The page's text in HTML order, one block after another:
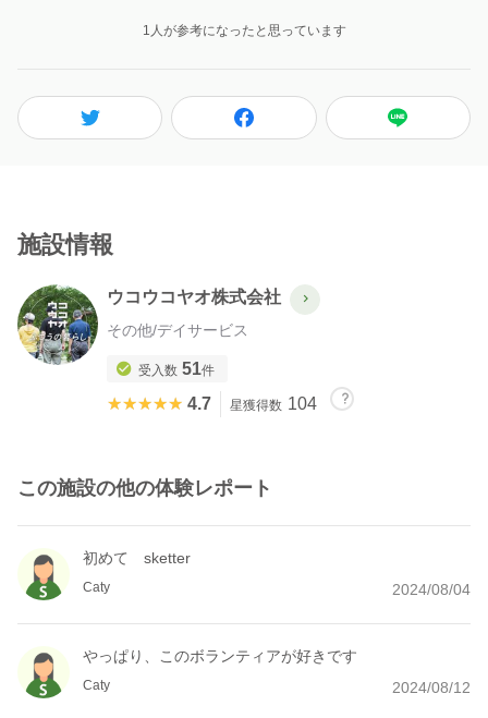
1人が参考になったと思っています
施設情報
ウコウコヤオ株式会社
その他/デイサービス
受入数 51件
★★★★★
★★★★★ 4.7 星獲得数 104
この施設の他の体験レポート
初めて sketter
Caty 2024/08/04
やっぱり、このボランティアが好きです
Caty 2024/08/12